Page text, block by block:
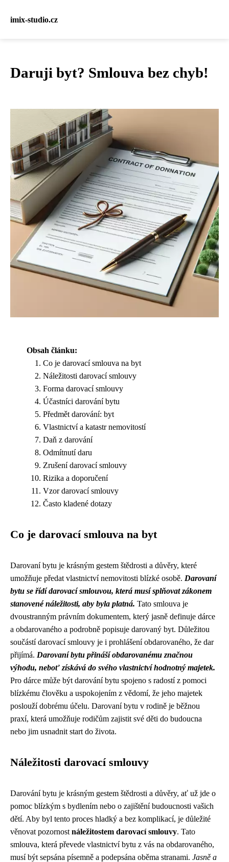
imix-studio.cz
Daruji byt? Smlouva bez chyb!
Obsah článku:
Co je darovací smlouva na byt
Náležitosti darovací smlouvy
Forma darovací smlouvy
Účastníci darování bytu
Předmět darování: byt
Vlastnictví a katastr nemovitostí
Daň z darování
Odmítnutí daru
Zrušení darovací smlouvy
Rizika a doporučení
Vzor darovací smlouvy
Často kladené dotazy
Co je darovací smlouva na byt
Darovaní bytu je krásným gestem štědrosti a důvěry, které
umožňuje předat vlastnictví nemovitosti blízké osobě. Darovaní
bytu se řídí darovací smlouvou, která musí splňovat zákonem
stanovené náležitosti, aby byla platná. Tato smlouva je
dvoustranným právním dokumentem, který jasně definuje dárce
a obdarovaného a podrobně popisuje darovaný byt. Důležitou
součástí darovací smlouvy je i prohlášení obdarovaného, že dar
přijímá. Darovaní bytu přináší obdarovanému značnou
výhodu, neboť získává do svého vlastnictví hodnotný majetek.
Pro dárce může být darování bytu spojeno s radostí z pomoci
blízkému člověku a uspokojením z vědomí, že jeho majetek
poslouží dobrému účelu. Darovaní bytu v rodině je běžnou
praxí, která umožňuje rodičům zajistit své děti do budoucna
nebo jim usnadnit start do života.
Náležitosti darovací smlouvy
Darování bytu je krásným gestem štědrosti a důvěry, ať už jde o
pomoc blízkým s bydlením nebo o zajištění budoucnosti vašich
dětí. Aby byl tento proces hladký a bez komplikací, je důležité
věnovat pozornost náležitostem darovací smlouvy. Tato
smlouva, která převede vlastnictví bytu z vás na obdarovaného,
musí být sepsána písemně a podepsána oběma stranami. Jasně a